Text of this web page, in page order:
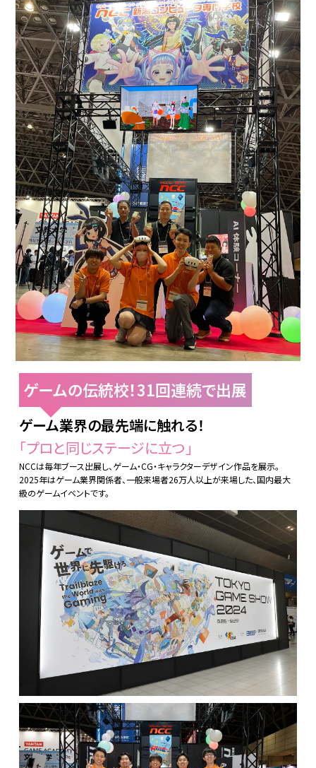
ゲームの伝統校！31回連続で出展
ゲーム業界の最先端に触れる！
「プロと同じステージに立つ」
NCCは毎年ブース出展し、ゲーム・CG・キャラクターデザイン作品を展示。
2025年はゲーム業界関係者、一般来場者26万人以上が来場した、国内最大
級のゲームイベントです。